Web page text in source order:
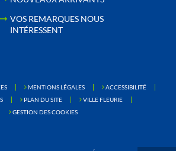
VOS REMARQUES NOUS
INTÉRESSENT
MENTIONS LÉGALES
ACCESSIBILITÉ
PLAN DU SITE
VILLE FLEURIE
GESTION DES COOKIES